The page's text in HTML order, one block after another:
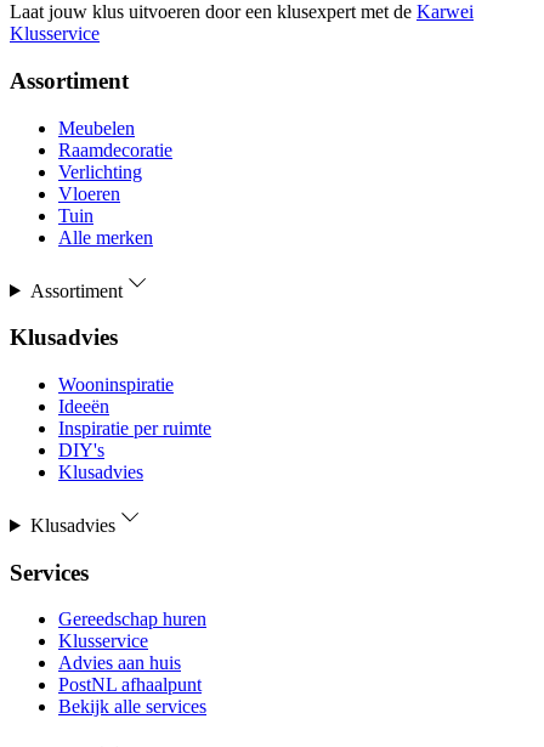
Laat jouw klus uitvoeren door een klusexpert met de Karwei
Klusservice
Assortiment
Meubelen
Raamdecoratie
Verlichting
Vloeren
Tuin
Alle merken
Assortiment
Klusadvies
Wooninspiratie
Ideeën
Inspiratie per ruimte
DIY's
Klusadvies
Klusadvies
Services
Gereedschap huren
Klusservice
Advies aan huis
PostNL afhaalpunt
Bekijk alle services